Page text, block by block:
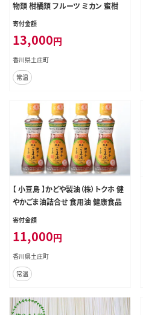
物類 柑橘類 フルーツ ミカン 蜜柑
寄付金額
13,000円
香川県土庄町
常温
【 小豆島 】かどや製油（株）トクホ 健
やかごま油詰合せ 食用油 健康食品
寄付金額
11,000円
香川県土庄町
常温